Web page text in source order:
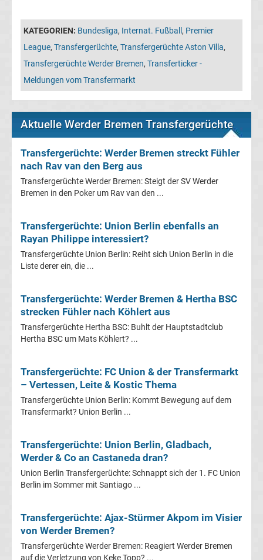
Leverkusen
Transfergerüchte
Bayern
München
Transfergerüchte
Borussia
Transfergerüchte
Borussia
Mönchengladbach
Transfergerüchte
FC
Transfergerüchte
Dynamo
Dresden
Eintracht
Braunschweig
KATEGORIEN: Bundesliga, Internat. Fußball , Premier
League, Transfergerüchte, Transfergerüchte Aston Villa,
Transfergerüchte Werder Bremen, Transferticker -
Meldungen vom Transfermarkt
Aktuelle Werder Bremen Transfergerüchte
Transfergerüchte: Werder Bremen streckt Fühler
nach Rav van den Berg aus
Transfergerüchte Werder Bremen: Steigt der SV Werder
Bremen in den Poker um Rav van den ...
Transfergerüchte: Union Berlin ebenfalls an
Rayan Philippe interessiert?
Transfergerüchte Union Berlin: Reiht sich Union Berlin in die
Liste derer ein, die ...
Transfergerüchte: Werder Bremen & Hertha BSC
strecken Fühler nach Köhlert aus
Transfergerüchte Hertha BSC: Buhlt der Hauptstadtclub
Hertha BSC um Mats Köhlert? ...
Transfergerüchte: FC Union & der Transfermarkt
– Vertessen, Leite & Kostic Thema
Transfergerüchte Union Berlin: Kommt Bewegung auf dem
Transfermarkt? Union Berlin ...
Transfergerüchte: Union Berlin, Gladbach,
Werder & Co an Castaneda dran?
Union Berlin Transfergerüchte: Schnappt sich der 1. FC Union
Berlin im Sommer mit Santiago ...
Transfergerüchte: Ajax-Stürmer Akpom im Visier
von Werder Bremen?
Transfergerüchte Werder Bremen: Reagiert Werder Bremen
auf die Verletzung von Keke Topp? ...